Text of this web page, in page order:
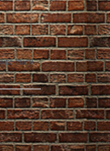
стати